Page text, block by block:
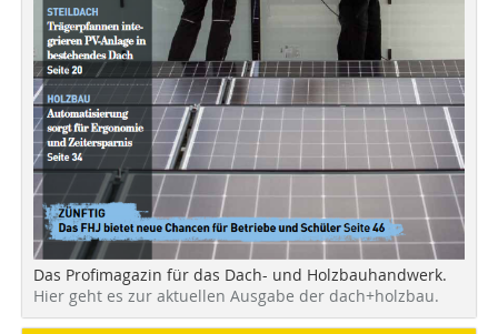
Das Profimagazin für das Dach- und Holzbauhandwerk.
Hier geht es zur aktuellen Ausgabe der dach+holzbau.